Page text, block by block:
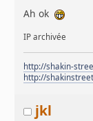
Ah ok
IP archivée
http://shakin-
http://
jkl